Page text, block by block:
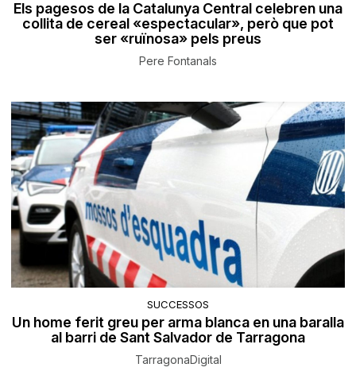
Els pagesos de la Catalunya Central celebren una
collita de cereal «espectacular», però que pot
ser «ruïnosa» pels preus
Pere Fontanals
SUCCESSOS
Un home ferit greu per arma blanca en una baralla
al barri de Sant Salvador de Tarragona
TarragonaDigital